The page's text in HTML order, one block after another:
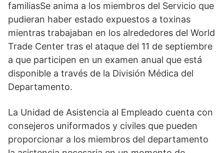
familiasSe anima a los miembros del Servicio que
pudieran haber estado expuestos a toxinas
mientras trabajaban en los alrededores del World
Trade Center tras el ataque del 11 de septiembre
a que participen en un examen anual que está
disponible a través de la División Médica del
Departamento.
La Unidad de Asistencia al Empleado cuenta con
consejeros uniformados y civiles que pueden
proporcionar a los miembros del departamento